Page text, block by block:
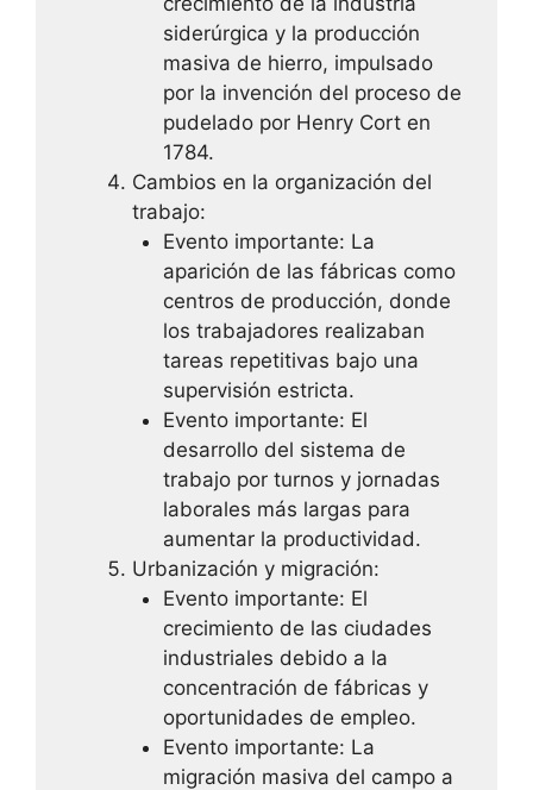
siderúrgica y la producción
masiva de hierro, impulsado
por la invención del proceso de
pudelado por Henry Cort en
1784.
Cambios en la organización del
trabajo:
Evento importante: La
aparición de las fábricas como
centros de producción, donde
los trabajadores realizaban
tareas repetitivas bajo una
supervisión estricta.
Evento importante: El
desarrollo del sistema de
trabajo por turnos y jornadas
laborales más largas para
aumentar la productividad.
Urbanización y migración:
Evento importante: El
crecimiento de las ciudades
industriales debido a la
concentración de fábricas y
oportunidades de empleo.
Evento importante: La
migración masiva del campo a